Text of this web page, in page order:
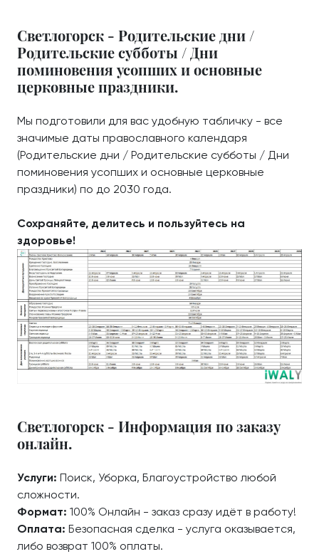
Светлогорск - Родительские дни /
Родительские субботы / Дни
поминовения усопших и основные
церковные праздники.
Мы подготовили для вас удобную табличку - все
значимые даты православного календаря
(Родительские дни / Родительские субботы / Дни
поминовения усопших и основные церковные
праздники) по до 2030 года.
Сохраняйте, делитесь и пользуйтесь на
здоровье!
Светлогорск - Информация по заказу
онлайн.
Услуги: Поиск, Уборка, Благоустройство любой
сложности.
Формат: 100% Онлайн - заказ сразу идёт в работу!
Оплата: Безопасная сделка - услуга оказывается,
либо возврат 100% оплаты.